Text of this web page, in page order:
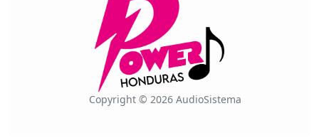
Copyright © 2026 AudioSistema